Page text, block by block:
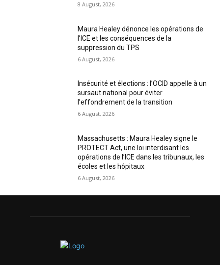
8 August, 2026
Maura Healey dénonce les opérations de
l’ICE et les conséquences de la
suppression du TPS
6 August, 2026
Insécurité et élections : l’OCID appelle à un
sursaut national pour éviter
l’effondrement de la transition
6 August, 2026
Massachusetts : Maura Healey signe le
PROTECT Act, une loi interdisant les
opérations de l’ICE dans les tribunaux, les
écoles et les hôpitaux
6 August, 2026